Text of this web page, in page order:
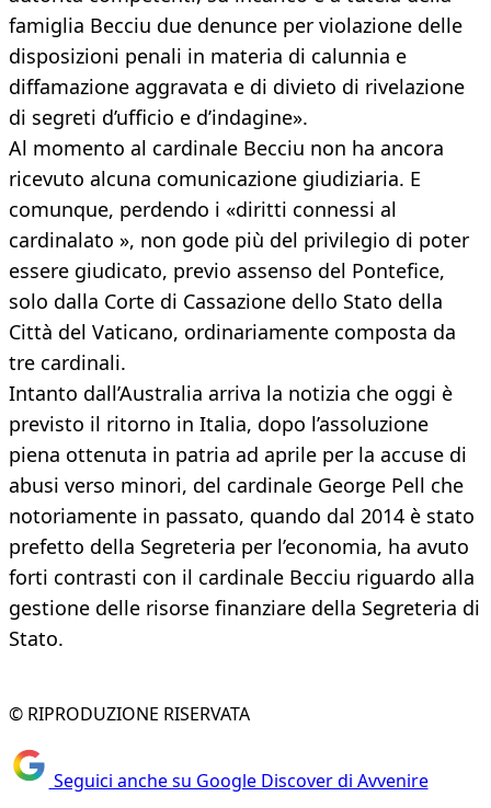
famiglia Becciu due denunce per violazione delle
disposizioni penali in materia di calunnia e
diffamazione aggravata e di divieto di rivelazione
di segreti d’ufficio e d’indagine».
Al momento al cardinale Becciu non ha ancora
ricevuto alcuna comunicazione giudiziaria. E
comunque, perdendo i «diritti connessi al
cardinalato », non gode più del privilegio di poter
essere giudicato, previo assenso del Pontefice,
solo dalla Corte di Cassazione dello Stato della
Città del Vaticano, ordinariamente composta da
tre cardinali.
Intanto dall’Australia arriva la notizia che oggi è
previsto il ritorno in Italia, dopo l’assoluzione
piena ottenuta in patria ad aprile per la accuse di
abusi verso minori, del cardinale George Pell che
notoriamente in passato, quando dal 2014 è stato
prefetto della Segreteria per l’economia, ha avuto
forti contrasti con il cardinale Becciu riguardo alla
gestione delle risorse finanziare della Segreteria di
Stato.
© RIPRODUZIONE RISERVATA
Seguici anche su Google Discover di Avvenire